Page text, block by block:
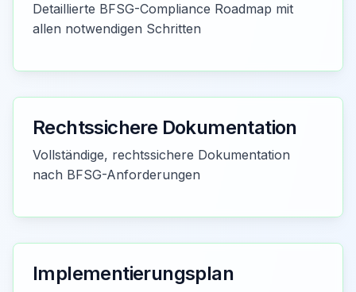
Detaillierte BFSG-Compliance Roadmap mit
allen notwendigen Schritten
Rechtssichere Dokumentation
Vollständige, rechtssichere Dokumentation
nach BFSG-Anforderungen
Implementierungsplan